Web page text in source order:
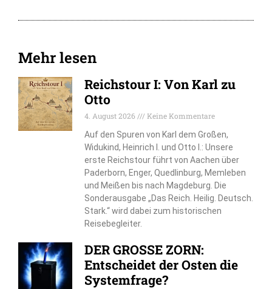
Mehr lesen
Reichstour I: Von Karl zu
Otto
4. August 2026
Keine Kommentare
Auf den Spuren von Karl dem Großen,
Widukind, Heinrich I. und Otto I.: Unsere
erste Reichstour führt von Aachen über
Paderborn, Enger, Quedlinburg, Memleben
und Meißen bis nach Magdeburg. Die
Sonderausgabe „Das Reich. Heilig. Deutsch.
Stark.“ wird dabei zum historischen
Reisebegleiter.
DER GROSSE ZORN:
Entscheidet der Osten die
Systemfrage?